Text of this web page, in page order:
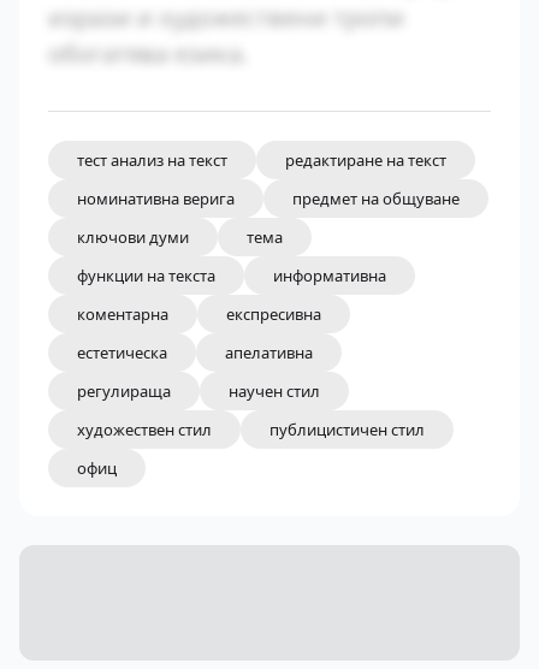
изрази и художествени тропи
обогатява езика.
тест анализ на текст
редактиране на текст
номинативна верига
предмет на общуване
ключови думи
тема
функции на текста
информативна
коментарна
експресивна
естетическа
апелативна
регулираща
научен стил
художествен стил
публицистичен стил
офиц